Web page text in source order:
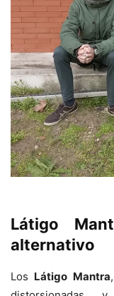
Látigo
alternativo
Los Látigo Mantra